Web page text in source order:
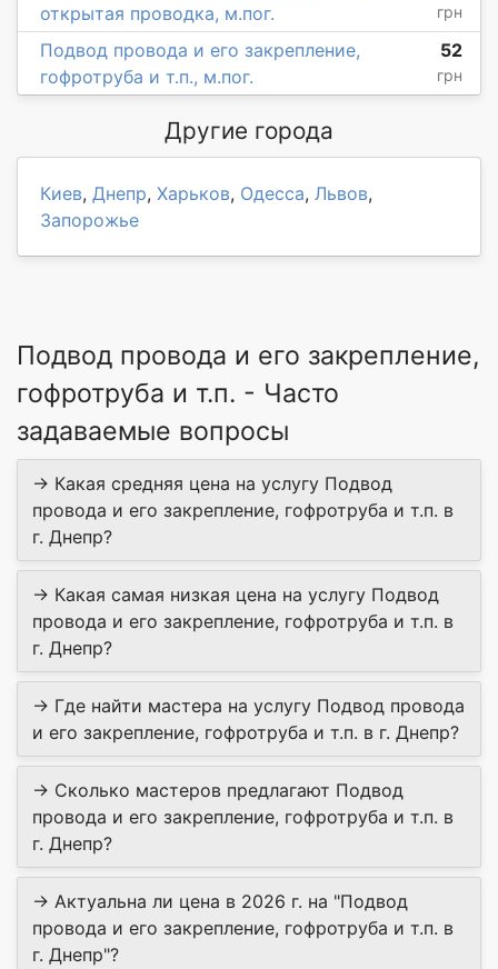
открытая проводка, м.пог.
грн
Подвод провода и его закрепление,
гофротруба и т.п., м.пог.
52
грн
Другие города
Киев, Днепр, Харьков, Одесса, Львов,
Запорожье
Подвод провода и его закрепление,
гофротруба и т.п. - Часто
задаваемые вопросы
→ Какая средняя цена на услугу Подвод
провода и его закрепление, гофротруба и т.п. в
г. Днепр?
→ Какая самая низкая цена на услугу Подвод
провода и его закрепление, гофротруба и т.п. в
г. Днепр?
→ Где найти мастера на услугу Подвод провода
и его закрепление, гофротруба и т.п. в г. Днепр?
→ Сколько мастеров предлагают Подвод
провода и его закрепление, гофротруба и т.п. в
г. Днепр?
→ Актуальна ли цена в 2026 г. на "Подвод
провода и его закрепление, гофротруба и т.п. в
г. Днепр"?